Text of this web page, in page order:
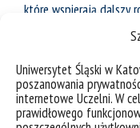
Uniwersytet Śląski w
poszanowania
internetowe Uczelni. W
prawidłowego
które wspierają dalszy
Zespół SPNJO tworzy
składająca się z
specjalistów, w